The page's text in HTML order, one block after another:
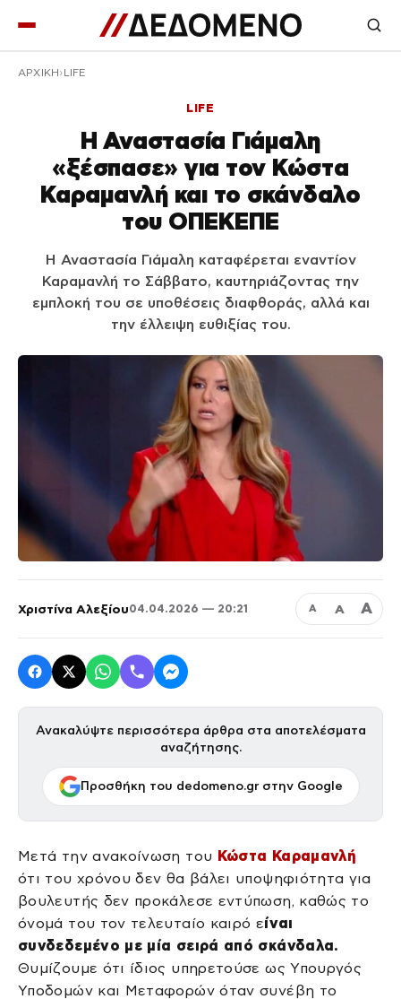
ΑΡΧΙΚΉ LIFE
LIFE
Η Αναστασία Γιάμαλη
«ξέσπασε» για τον Κώστα
Καραμανλή και το σκάνδαλο
του ΟΠΕΚΕΠΕ
Η Αναστασία Γιάμαλη καταφέρεται εναντίον
Καραμανλή το Σάββατο, καυτηριάζοντας την
εμπλοκή του σε υποθέσεις διαφθοράς, αλλά και
την έλλειψη ευθιξίας του.
Χριστίνα Αλεξίου04.04.2026 — 20:21 Α Α Α
Ανακαλύψτε περισσότερα άρθρα στα αποτελέσματα
αναζήτησης.
Προσθήκη του dedomeno.gr στην Google
Μετά την ανακοίνωση του Κώστα Καραμανλή
ότι του χρόνου δεν θα βάλει υποψηφιότητα για
βουλευτής δεν προκάλεσε εντύπωση, καθώς το
όνομά του τον τελευταίο καιρό είναι
συνδεδεμένο με μία σειρά από σκάνδαλα.
Θυμίζουμε ότι ίδιος υπηρετούσε ως Υπουργός
Υποδομών και Μεταφορών όταν συνέβη το